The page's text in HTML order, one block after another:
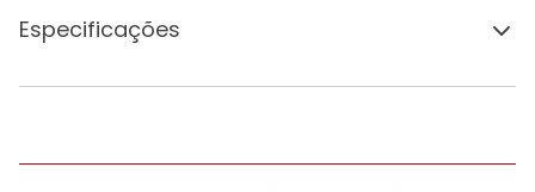
Especificações